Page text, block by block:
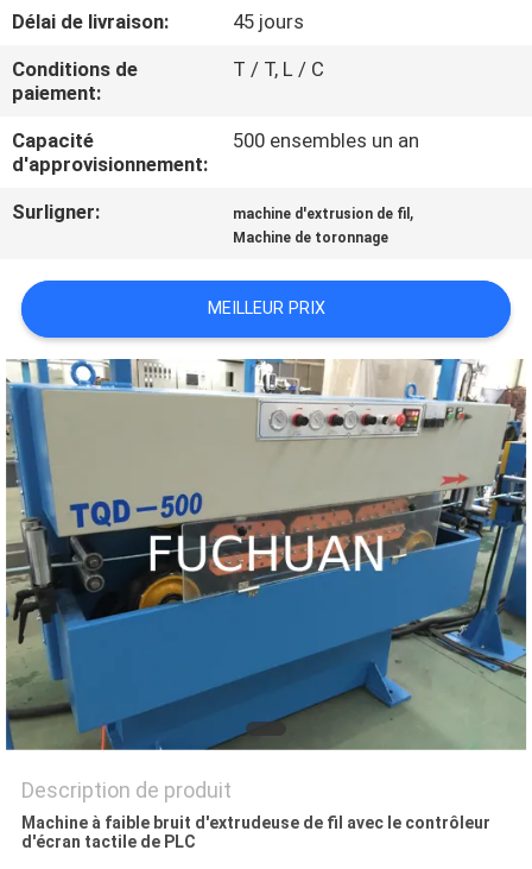
VISITE
DE
L'USINE
CONTRÔLE
CONTACTEZ-
NOUS
NOUVELLES
LES
AFFAIRES
PLAN
DU
SITE
PRIVACY
POLICY
Délai de livraison:
45 jours
Conditions de
paiement:
T / T, L / C
Capacité
d'approvisionnement:
500 ensembles un an
Surligner: machine d'extrusion de fil ,
Machine de toronnage
MEILLEUR PRIX
Description de produit
Machine à faible bruit d'extrudeuse de fil avec le contrôleur
d'écran tactile de PLC